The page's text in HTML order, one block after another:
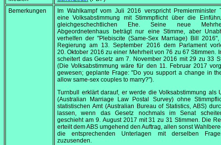
Bemerkungen
Im Wahlkampf vom Juli 2016 verspricht Premierminister
eine Volksabstimmung mit Stimmpflicht über die
gleichgeschechtlichen Ehe. Seine neue
Abgeordnetenhaus beträgt nur eine Stimme, aber
verhelfen der "Plebiscite (Same-Sex Marriage) Bill 2016",
Regierung am 13. September 2016 dem Parlament
20. Oktober 2016 zu einer Mehrheit von 76 zu 67 Stimmen.
scheitert das Gesetz am7. November 2016 mit 29 zu 33
(Die Volksabstimmung wäre für den 11. Februar 2017
gewesen; geplante Frage:"Do you support a change in
allow same-sex couples to marry?").
Turnbull erklärt darauf, er werde die Volksabstimmung als
(Australian Marriage Law Postal Survey) ohne
statistischen Amt (Australian Bureau of Statistics, ABS)
lassen, wenn das Gesetz nochmals im Senat
geschieht am 9. August 2017 mit 31 zu 31 Stimmen. Die
erteilt dem ABS umgehend den Auftrag, allen sonst
die entsprechenden Unterlagen mit derselben
zuzusenden.